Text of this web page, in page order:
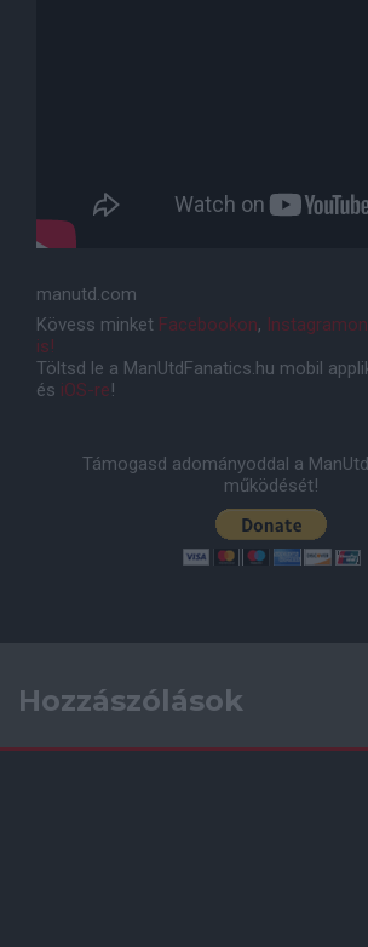
manutd.com
Kövess minket Facebookon, Instagramon
is!
Töltsd le a ManUtdFanatics.hu mobil
és iOS-re!
Támogasd adományoddal a
működését!
Hozzászólások